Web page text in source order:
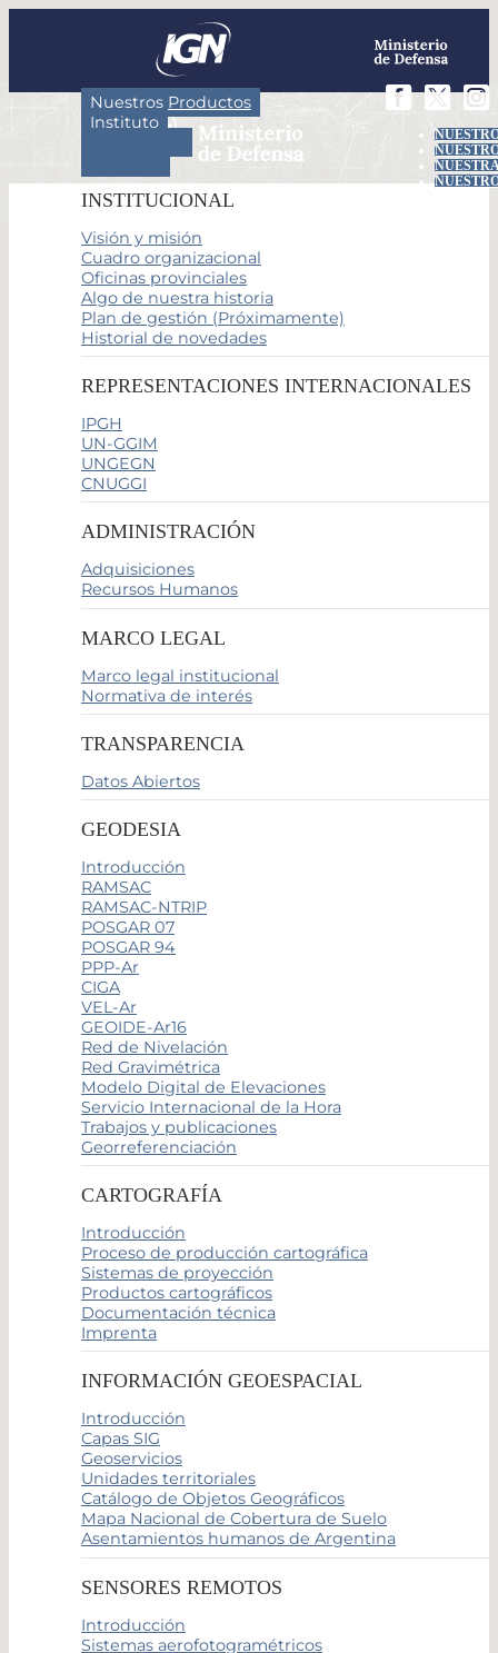
Nuestros Productos
Instituto
INSTITUCIONAL
Visión y misión
Cuadro organizacional
Oficinas provinciales
Algo de nuestra historia
Plan de gestión (Próximamente)
Historial de novedades
REPRESENTACIONES INTERNACIONALES
IPGH
UN-GGIM
UNGEGN
CNUGGI
ADMINISTRACIÓN
Adquisiciones
Recursos Humanos
MARCO LEGAL
Marco legal institucional
Normativa de interés
TRANSPARENCIA
Datos Abiertos
GEODESIA
Introducción
RAMSAC
RAMSAC-NTRIP
POSGAR 07
POSGAR 94
PPP-Ar
CIGA
VEL-Ar
GEOIDE-Ar16
Red de Nivelación
Red Gravimétrica
Modelo Digital de Elevaciones
Servicio Internacional de la Hora
Trabajos y publicaciones
Georreferenciación
CARTOGRAFÍA
Introducción
Proceso de producción cartográfica
Sistemas de proyección
Productos cartográficos
Documentación técnica
Imprenta
INFORMACIÓN GEOESPACIAL
Introducción
Capas SIG
Geoservicios
Unidades territoriales
Catálogo de Objetos Geográficos
Mapa Nacional de Cobertura de Suelo
Asentamientos humanos de Argentina
SENSORES REMOTOS
Introducción
Sistemas aerofotogramétricos